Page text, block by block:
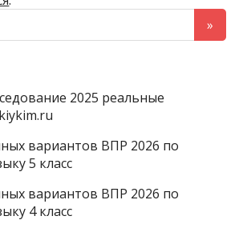
2025 реальные
вариантов ВПР 2026 по
5 класс
вариантов ВПР 2026 по
4 класс